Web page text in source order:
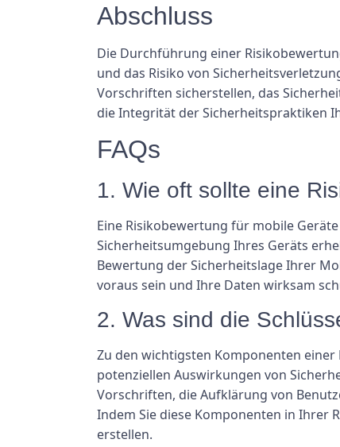
Abschluss
Die Durchführung einer
und das Risiko von
Vorschriften sicherstellen, das
die Integrität der Sicherheitspraktiken
FAQs
1. Wie oft sollte eine
Eine Risikobewertung für mobile
Sicherheitsumgebung Ihres Geräts
Bewertung der Sicherheitslage Ihrer
voraus sein und Ihre Daten wirksam
2. Was sind die
Zu den wichtigsten Komponenten
potenziellen Auswirkungen von
Vorschriften, die Aufklärung von
Indem Sie diese Komponenten in Ihrer
erstellen.